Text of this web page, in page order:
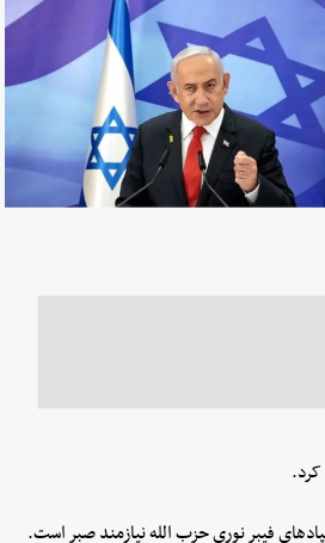
فیبر نوری حزب الله نیازمند صبر است.